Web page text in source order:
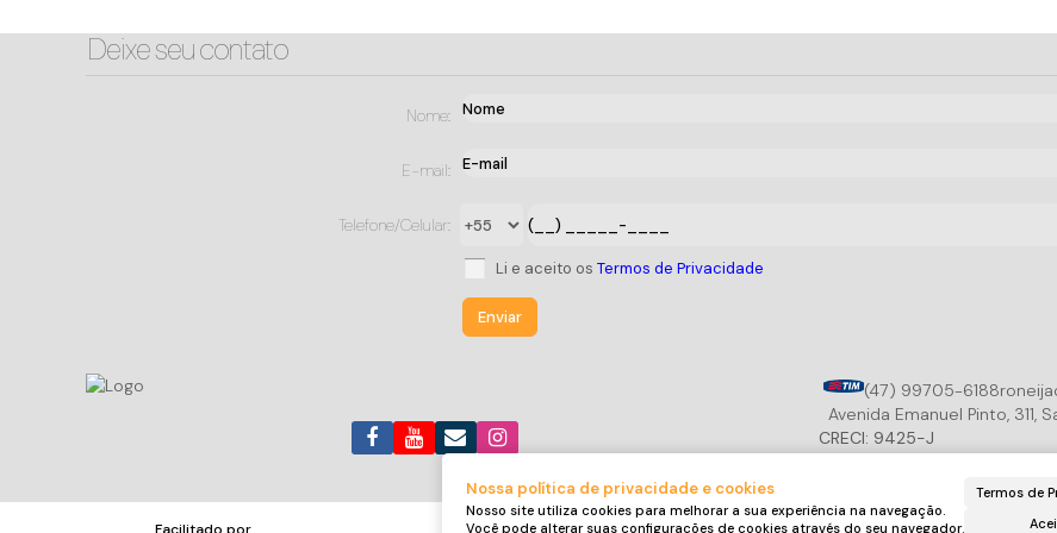
Nossa política de privacidade e cookies
Nosso site utiliza cookies para melhorar a sua experiência na navegação.
Você pode alterar suas configurações de cookies através do seu navegador.
Termos de
Deixe seu contato
Nome:
E-mail:
Telefone/Celular:
Li e aceito os Termos de Privacidade
(47) 99705-6188
Avenida Emanuel Pinto, 311,
CRECI: 9425-J